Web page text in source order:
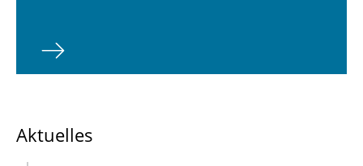
Aktuelles